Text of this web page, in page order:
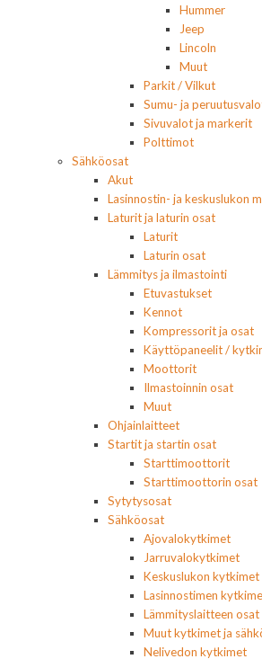
Hummer
Jeep
Lincoln
Muut
Parkit / Vilkut
Sumu- ja
Sivuvalot ja markerit
Polttimot
Sähköosat
Akut
Lasinnostin- ja keskuslukon
Laturit ja laturin osat
Laturit
Laturin osat
Lämmitys ja ilmastointi
Etuvastukset
Kennot
Kompressorit ja osat
Käyttöpaneelit /
Moottorit
Ilmastoinnin osat
Muut
Ohjainlaitteet
Startit ja startin osat
Starttimoottorit
Starttimoottorin osat
Sytytysosat
Sähköosat
Ajovalokytkimet
Jarruvalokytkimet
Keskuslukon kytkimet
Lasinnostimen
Lämmityslaitteen osat
Muut kytkimet ja
Nelivedon kytkimet